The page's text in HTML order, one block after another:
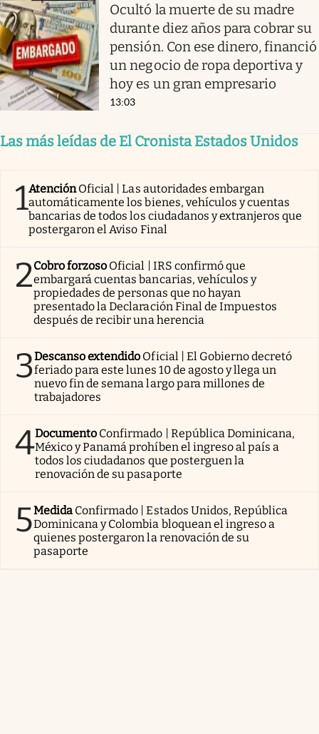
Ocultó la muerte de su madre
durante diez años para cobrar su
pensión. Con ese dinero, financió
un negocio de ropa deportiva y
hoy es un gran empresario
13:03
Las más leídas de El Cronista Estados Unidos
1AtenciónOficial | Las autoridades embargan
automáticamente los bienes, vehículos y cuentas
bancarias de todos los ciudadanos y extranjeros que
postergaron el Aviso Final
2Cobro forzoso Oficial | IRS confirmó que
embargará cuentas bancarias, vehículos y
propiedades de personas que no hayan
presentado la Declaración Final de Impuestos
después de recibir una herencia
3Descanso extendido Oficial | El Gobierno decretó
feriado para este lunes 10 de agosto y llega un
nuevo fin de semana largo para millones de
trabajadores
4Documento Confirmado | República Dominicana,
México y Panamá prohíben el ingreso al país a
todos los ciudadanos que posterguen la
renovación de su pasaporte
5Medida Confirmado | Estados Unidos, República
Dominicana y Colombia bloquean el ingreso a
quienes postergaron la renovación de su
pasaporte